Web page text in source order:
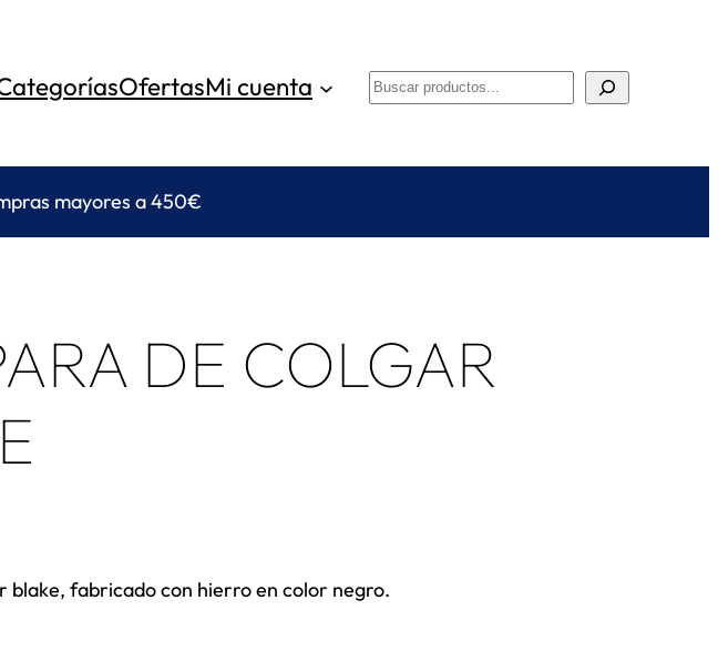
OfertasMi cuenta Buscar
mayores a 450€
DE COLGAR
blake, fabricado con hierro en color negro.